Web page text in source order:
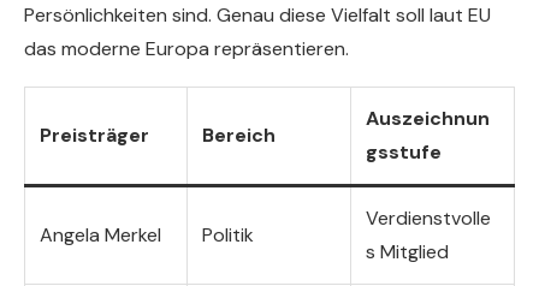
Persönlichkeiten sind. Genau diese Vielfalt soll laut EU
das moderne Europa repräsentieren.
Preisträger Bereich
Auszeichnun
gsstufe
Angela Merkel Politik
Verdienstvolle
s Mitglied